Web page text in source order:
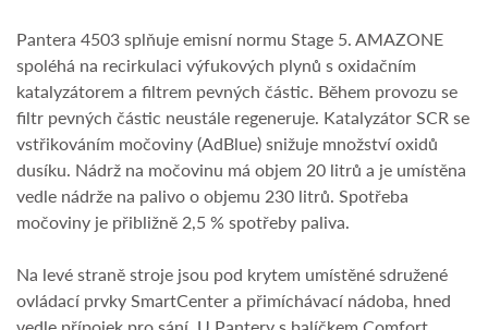
Pantera 4503 splňuje emisní normu Stage 5. AMAZONE
spoléhá na recirkulaci výfukových plynů s oxidačním
katalyzátorem a filtrem pevných částic. Během provozu se
filtr pevných částic neustále regeneruje. Katalyzátor SCR se
vstřikováním močoviny (AdBlue) snižuje množství oxidů
dusíku. Nádrž na močovinu má objem 20 litrů a je umístěna
vedle nádrže na palivo o objemu 230 litrů. Spotřeba
močoviny je přibližně 2,5 % spotřeby paliva.
Na levé straně stroje jsou pod krytem umístěné sdružené
ovládací prvky SmartCenter a přimíchávací nádoba, hned